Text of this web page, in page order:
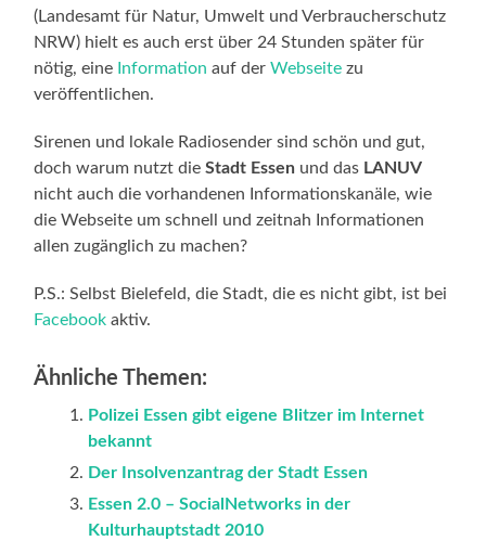
(Landesamt für Natur, Umwelt und Verbraucherschutz
NRW) hielt es auch erst über 24 Stunden später für
nötig, eine Information auf derWebseite zu
veröffentlichen.
Sirenen und lokale Radiosender sind schön und gut,
doch warum nutzt dieStadt Essen und das LANUV
nicht auch die vorhandenen Informationskanäle, wie
die Webseite um schnell und zeitnah Informationen
allen zugänglich zu machen?
P.S.: Selbst Bielefeld, die Stadt, die es nicht gibt, ist bei
Facebook aktiv.
Ähnliche Themen:
Polizei Essen gibt eigene Blitzer im Internet
bekannt
Der Insolvenzantrag der Stadt Essen
Essen 2.0 – SocialNetworks in der
Kulturhauptstadt 2010